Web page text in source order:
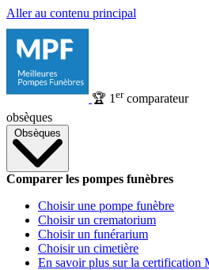
Aller au contenu principal
🏆 1 ercomparateur
obsèques
Obsèques
Comparer les pompes funèbres
Choisir une pompe funèbre
Choisir un crematorium
Choisir un funérarium
Choisir un cimetière
En savoir plus sur la certification